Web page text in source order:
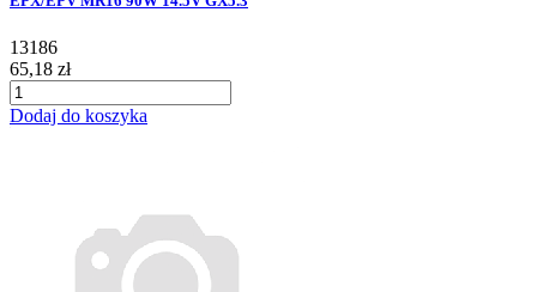
13186
65,18 zł
Dodaj do koszyka